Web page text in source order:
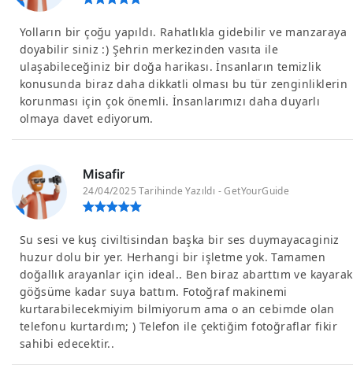
Yolların bir çoğu yapıldı. Rahatlıkla gidebilir ve manzaraya
doyabilir siniz :) Şehrin merkezinden vasıta ile
ulaşabileceğiniz bir doğa harikası. İnsanların temizlik
konusunda biraz daha dikkatli olması bu tür zenginliklerin
korunması için çok önemli. İnsanlarımızı daha duyarlı
olmaya davet ediyorum.
Misafir
24/04/2025 Tarihinde Yazıldı - GetYourGuide
Su sesi ve kuş civiltisindan başka bir ses duymayacaginiz
huzur dolu bir yer. Herhangi bir işletme yok. Tamamen
doğallık arayanlar için ideal.. Ben biraz abarttım ve kayarak
göğsüme kadar suya battım. Fotoğraf makinemi
kurtarabilecekmiyim bilmiyorum ama o an cebimde olan
telefonu kurtardım; ) Telefon ile çektiğim fotoğraflar fikir
sahibi edecektir..